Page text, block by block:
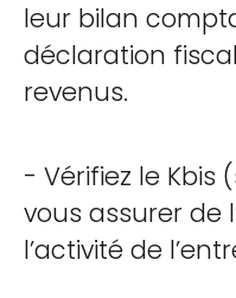
leur bilan
déclaration
revenus.
- Vérifiez le Kbis
vous assurer de
l’activité de